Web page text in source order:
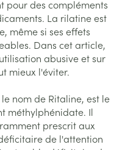
pour des compléments
La rilatine est
même si ses effets
Dans cet article,
abusive et sur
mieux l'éviter.
nom de Ritaline, est le
méthylphénidate. Il
prescrit aux
de l'attention